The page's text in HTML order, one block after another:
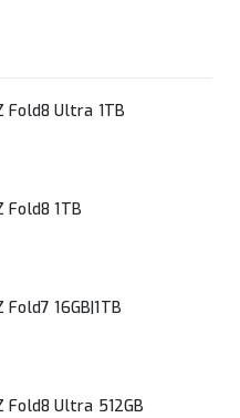
Fold8 Ultra 1TB
Fold8 1TB
16GB|1TB
Fold8 Ultra 512GB